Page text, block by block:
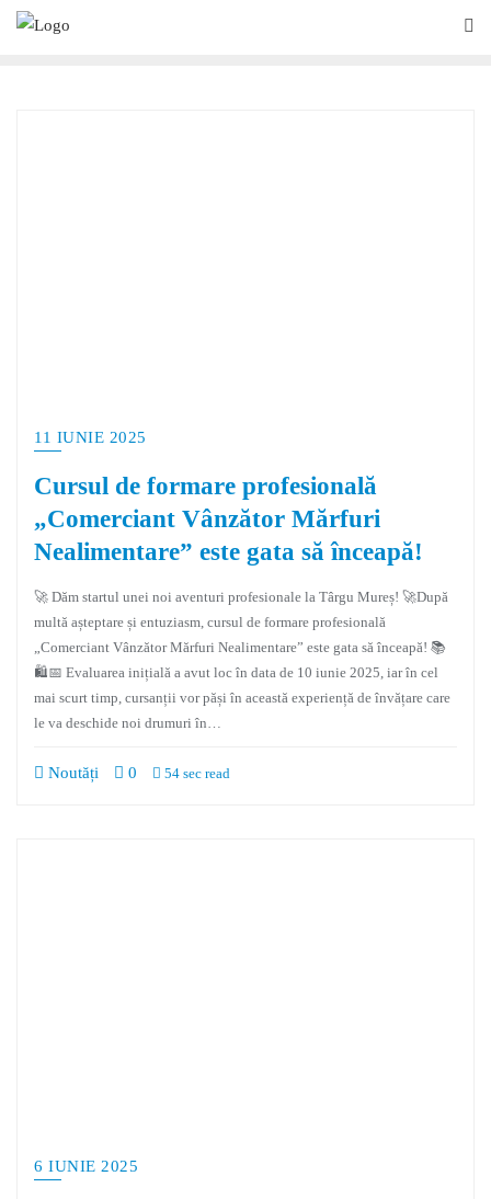
11 IUNIE 2025
Cursul de formare profesională
„Comerciant Vânzător Mărfuri
Nealimentare” este gata să înceapă!
🚀 Dăm startul unei noi aventuri profesionale la Târgu Mureș! 🚀După
multă așteptare și entuziasm, cursul de formare profesională
„Comerciant Vânzător Mărfuri Nealimentare” este gata să înceapă! 📚
🛍📅 Evaluarea inițială a avut loc în data de 10 iunie 2025, iar în cel
mai scurt timp, cursanții vor păși în această experiență de învățare care
le va deschide noi drumuri în…
Noutăți 0 54 sec read
6 IUNIE 2025